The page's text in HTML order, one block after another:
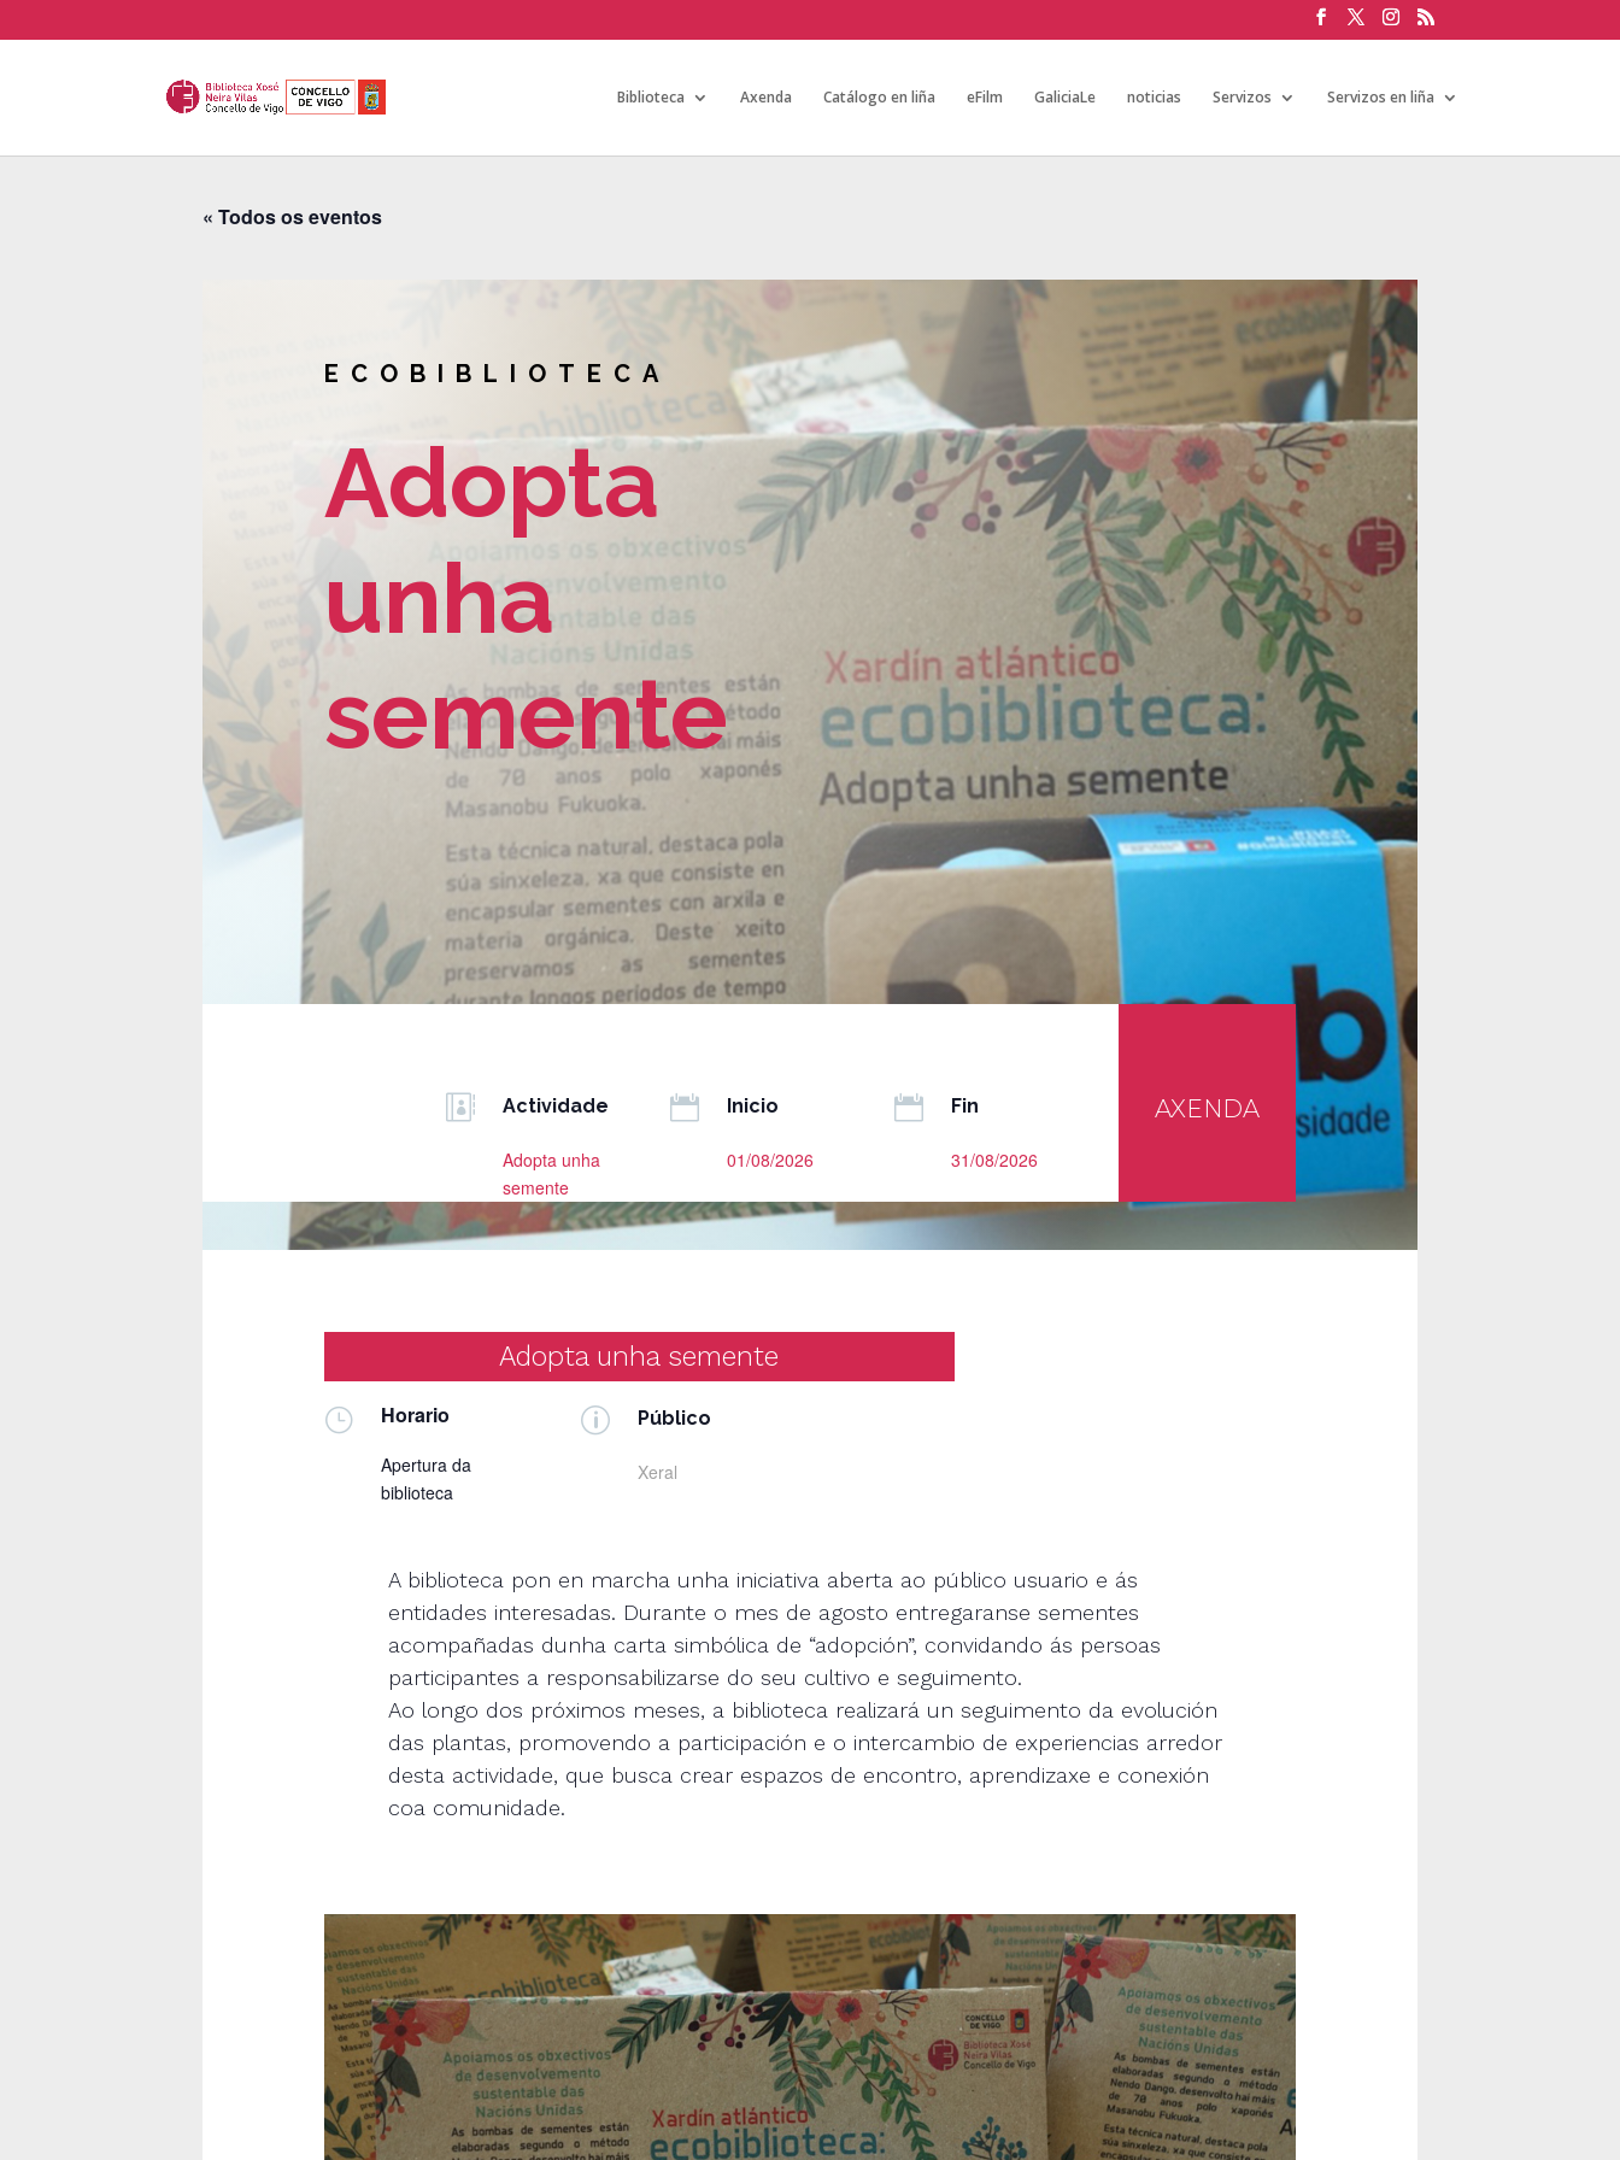
Biblioteca Axenda Catálogo en liña eFilm GaliciaLe noticias Servizos Servizos en liña
« Todos os eventos
ECOBIBLIOTECA
Adopta
unha
semente
 Actividade
Adopta unha
semente
 Inicio
01/08/2026
 Fin
31/08/2026
AXENDA
Adopta unha semente
} Horario
Apertura da
biblioteca
p Público
Xeral
A biblioteca pon en marcha unha iniciativa aberta ao público usuario e ás
entidades interesadas. Durante o mes de agosto entregaranse sementes
acompañadas dunha carta simbólica de “adopción”, convidando ás persoas
participantes a responsabilizarse do seu cultivo e seguimento.
Ao longo dos próximos meses, a biblioteca realizará un seguimento da evolución
das plantas, promovendo a participación e o intercambio de experiencias arredor
desta actividade, que busca crear espazos de encontro, aprendizaxe e conexión
coa comunidade.